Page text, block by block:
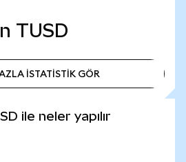
TUSD
İSTATİSTİK GÖR
ile neler yapılır